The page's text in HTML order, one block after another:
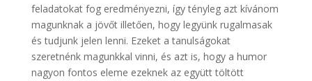
feladatokat fog eredményezni, így tényleg azt kívánom
magunknak a jövőt illetően, hogy legyünk rugalmasak
és tudjunk jelen lenni. Ezeket a tanulságokat
szeretnénk magunkkal vinni, és azt is, hogy a humor
nagyon fontos eleme ezeknek az együtt töltött